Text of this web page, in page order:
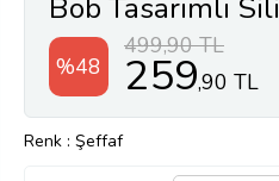
Bob Tasarımlı
%48
499,90 TL
259,90 TL
Renk : Şeffaf